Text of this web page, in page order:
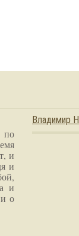
по
и
и
и
о
Владимир